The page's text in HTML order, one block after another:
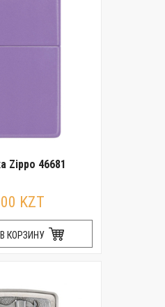
Zippo 46681
KZT
КОРЗИНУ